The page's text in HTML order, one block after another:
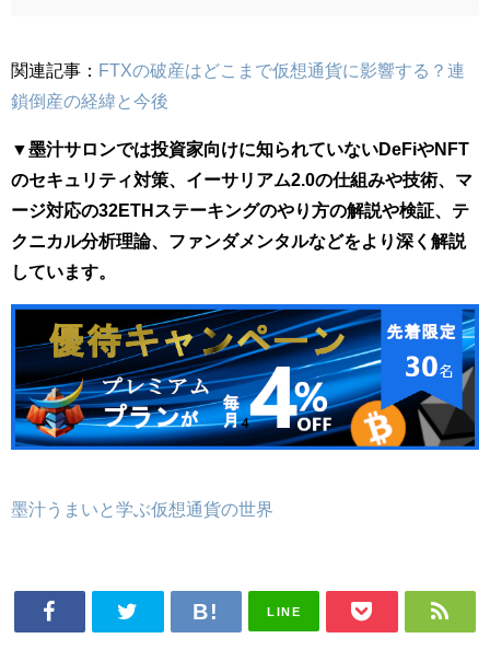
関連記事： FTXの破産はどこまで仮想通貨に影響する？連
鎖倒産の経緯と今後
▼墨汁サロンでは投資家向けに知られていないDeFiやNFT
のセキュリティ対策、イーサリアム2.0の仕組みや技術、マ
ージ対応の32ETHステーキングのやり方の解説や検証、テ
クニカル分析理論、ファンダメンタルなどをより深く解説
しています。
墨汁うまいと学ぶ仮想通貨の世界
LINE